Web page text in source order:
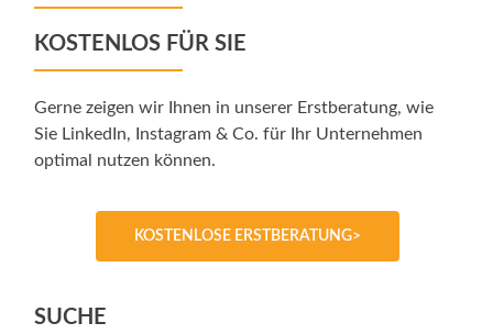
KOSTENLOS FÜR SIE
Gerne zeigen wir Ihnen in unserer Erstberatung, wie
Sie LinkedIn, Instagram & Co. für Ihr Unternehmen
optimal nutzen können.
KOSTENLOSE ERSTBERATUNG>
SUCHE